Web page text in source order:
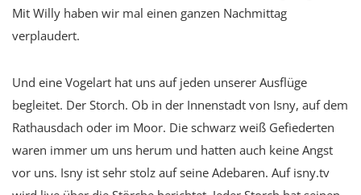
Mit Willy haben wir mal einen ganzen Nachmittag
verplaudert.
Und eine Vogelart hat uns auf jeden unserer Ausflüge
begleitet. Der Storch. Ob in der Innenstadt von Isny, auf dem
Rathausdach oder im Moor. Die schwarz weiß Gefiederten
waren immer um uns herum und hatten auch keine Angst
vor uns. Isny ist sehr stolz auf seine Adebaren. Auf isny.tv